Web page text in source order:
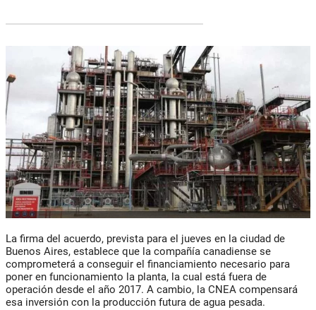
La firma del acuerdo, prevista para el jueves en la ciudad de
Buenos Aires, establece que la compañía canadiense se
comprometerá a conseguir el financiamiento necesario para
poner en funcionamiento la planta, la cual está fuera de
operación desde el año 2017. A cambio, la CNEA compensará
esa inversión con la producción futura de agua pesada.